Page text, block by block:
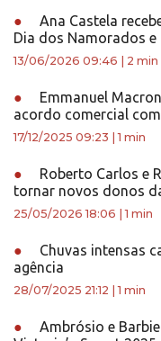
●
Ana Castela
Dia dos Namorados
13/06/2026 09:46 2 min
●
Emmanuel
acordo comercial
17/12/2025 09:23 |1 min
●
Roberto Carlos e
tornar novos donos
25/05/2026 18:06 |1 min
●
Chuvas intensas
agência
28/07/2025 21:12 |1 min
●
Ambrósio e